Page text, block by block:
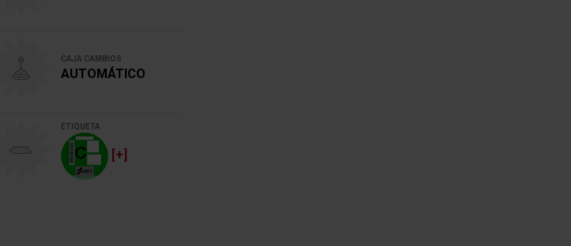
CAJA CAMBIOS
AUTOMÁTICO
ETIQUETA
[+]